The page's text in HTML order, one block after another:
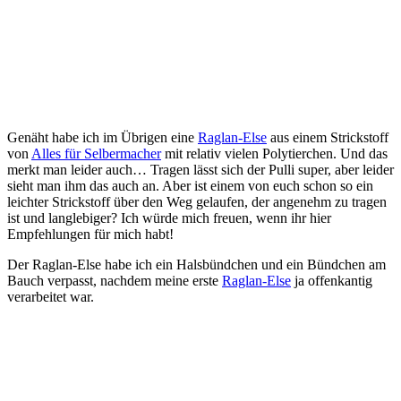
Genäht habe ich im Übrigen eine Raglan-Else aus einem Strickstoff
von Alles für Selbermachermit relativ vielen Polytierchen. Und das
merkt man leider auch… Tragen lässt sich der Pulli super, aber leider
sieht man ihm das auch an. Aber ist einem von euch schon so ein
leichter Strickstoff über den Weg gelaufen, der angenehm zu tragen
ist und langlebiger? Ich würde mich freuen, wenn ihr hier
Empfehlungen für mich habt!
Der Raglan-Else habe ich ein Halsbündchen und ein Bündchen am
Bauch verpasst, nachdem meine erste Raglan-Else ja offenkantig
verarbeitet war.